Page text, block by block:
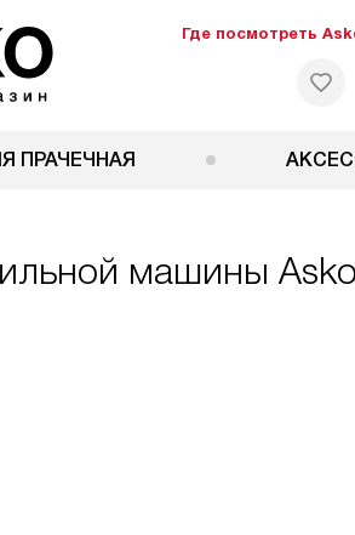
Где посмотреть
ПРАЧЕЧНАЯ
машины